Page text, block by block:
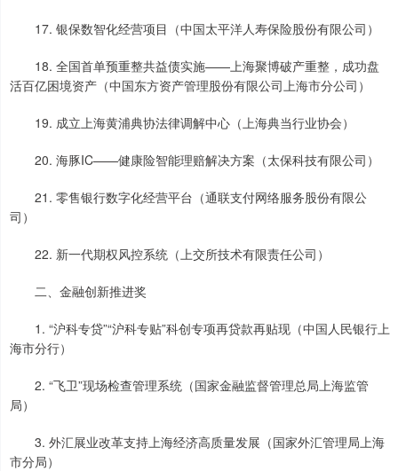
17. 银保数智化经营项目（中国太平洋人寿保险股份有限公司）
18. 全国首单预重整共益债实施——上海聚博破产重整，成功盘
活百亿困境资产（中国东方资产管理股份有限公司上海市分公司）
19. 成立上海黄浦典协法律调解中心（上海典当行业协会）
20. 海豚IC——健康险智能理赔解决方案（太保科技有限公司）
21. 零售银行数字化经营平台（通联支付网络服务股份有限公
司）
22. 新一代期权风控系统（上交所技术有限责任公司）
二、金融创新推进奖
1. “沪科专贷”“沪科专贴”科创专项再贷款再贴现（中国人民银行上
海市分行）
2. “飞卫”现场检查管理系统（国家金融监督管理总局上海监管
局）
3. 外汇展业改革支持上海经济高质量发展（国家外汇管理局上海
市分局）